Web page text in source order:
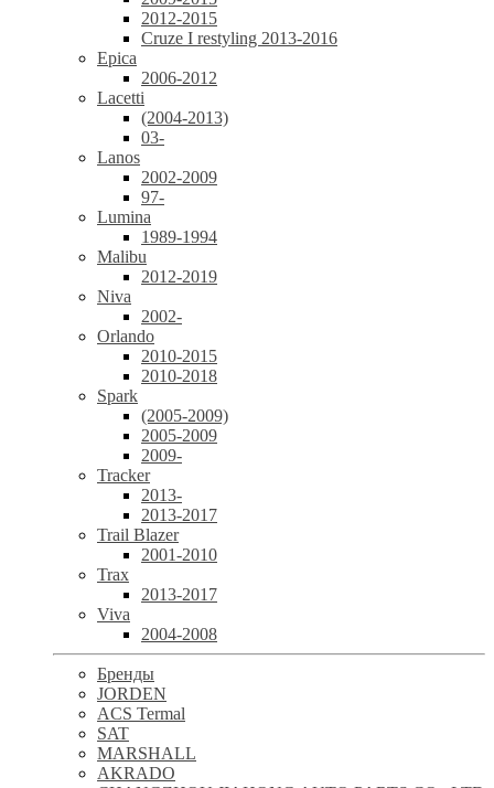
2012-2015
Cruze I restyling 2013-2016
Epica
2006-2012
Lacetti
(2004-2013)
03-
Lanos
2002-2009
97-
Lumina
1989-1994
Malibu
2012-2019
Niva
2002-
Orlando
2010-2015
2010-2018
Spark
(2005-2009)
2005-2009
2009-
Tracker
2013-
2013-2017
Trail Blazer
2001-2010
Trax
2013-2017
Viva
2004-2008
Бренды
JORDEN
ACS Termal
SAT
MARSHALL
AKRADO